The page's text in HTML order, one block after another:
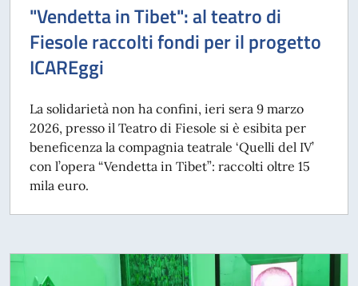
"Vendetta in Tibet": al teatro di
Fiesole raccolti fondi per il progetto
ICAREggi
La solidarietà non ha confini, ieri sera 9 marzo
2026, presso il Teatro di Fiesole si è esibita per
beneficenza la compagnia teatrale ‘Quelli del IV’
con l’opera “Vendetta in Tibet”: raccolti oltre 15
mila euro.